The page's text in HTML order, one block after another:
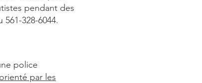
pendant des
561-328-6044.
police
par les